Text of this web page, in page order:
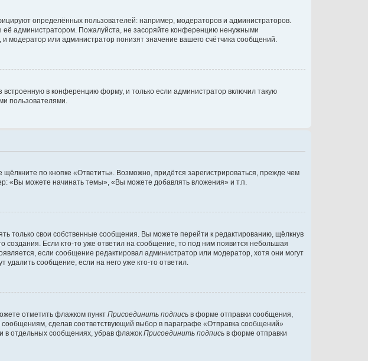
определённых пользователей: например, модераторов и администраторов.
администратором. Пожалуйста, не засоряйте конференцию ненужными
модератор или администратор понизят значение вашего счётчика сообщений.
в конференцию форму, и только если администратор включил такую
пользователями.
по кнопке «Ответить». Возможно, придётся зарегистрироваться, прежде чем
«Вы можете начинать темы», «Вы можете добавлять вложения» и т.п.
только свои собственные сообщения. Вы можете перейти к редактированию, щёлкнув
создания. Если кто-то уже ответил на сообщение, то под ним появится небольшая
если сообщение редактировал администратор или модератор, хотя они могут
сообщение, если на него уже кто-то ответил.
отметить флажком пункт Присоединить подпись в форме отправки сообщения,
сделав соответствующий выбор в параграфе «Отправка сообщений»
в отдельных сообщениях, убрав флажок Присоединить подпись в форме отправки